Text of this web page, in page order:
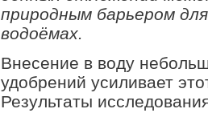
природным барьером
водоёмах.
Внесение в воду
удобрений усиливает
Результаты